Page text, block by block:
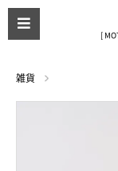
[
雑貨